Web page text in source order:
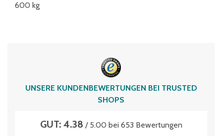
600 kg
UNSERE KUNDENBEWERTUNGEN BEI TRUSTED
SHOPS
GUT: 4.38 / 5.00 bei 653 Bewertungen